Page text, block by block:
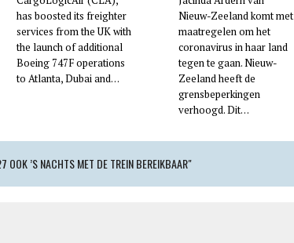
has boosted its freighter
services from the UK with
the launch of additional
Boeing 747F operations
to Atlanta, Dubai and…
Nieuw-Zeeland komt met
maatregelen om het
coronavirus in haar land
tegen te gaan. Nieuw-
Zeeland heeft de
grensbeperkingen
verhoogd. Dit…
OOK ’S NACHTS MET DE TREIN BEREIKBAAR"